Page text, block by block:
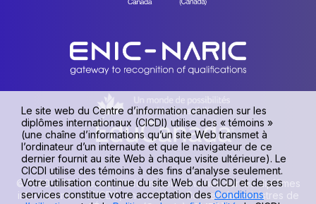
© 1990-2026 Centre d’information canadien sur les diplômes
internationaux (CICDI), une unité du Conseil des ministres de
Le site web du Centre d’information canadien sur les
diplômes internationaux (CICDI) utilise des « témoins »
(une chaîne d’informations qu’un site Web transmet à
l’ordinateur d’un internaute et que le navigateur de ce
dernier fournit au site Web à chaque visite ultérieure). Le
CICDI utilise des témoins à des fins d’analyse seulement.
Votre utilisation continue du site Web du CICDI et de ses
services constitue votre acceptation desConditions